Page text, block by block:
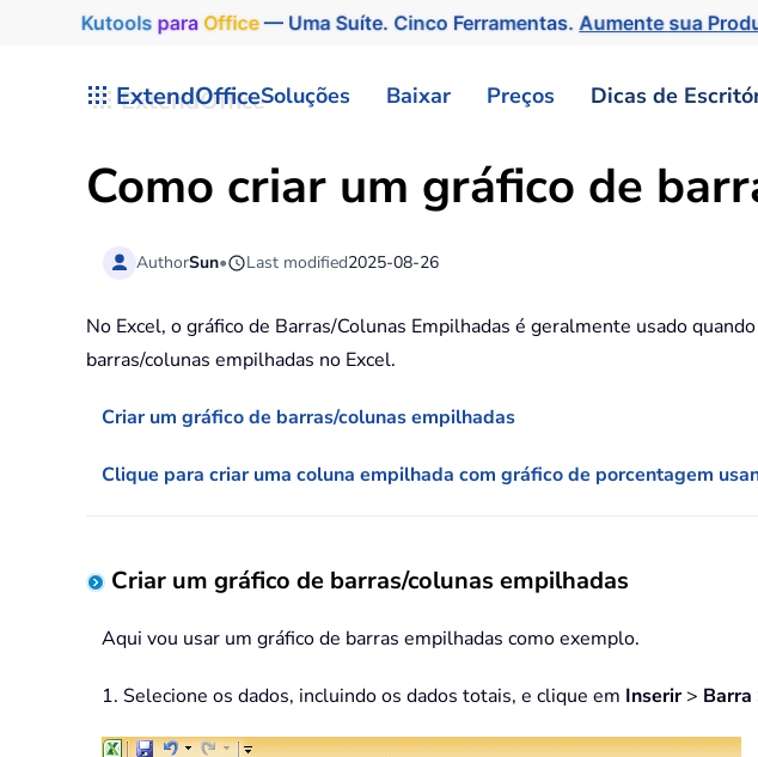
Kutools para Office— Uma Suíte. Cinco Ferramentas.Aumente sua
ExtendOfficeSoluções Baixar Preços Dicas de
Como criar um gráfico de
AuthorSun• Last modified2025-08-26
No Excel, o gráfico de Barras/Colunas Empilhadas é geralmente usado
barras/colunas empilhadas no Excel.
Criar um gráfico de barras/colunas empilhadas
Clique para criar uma coluna empilhada com gráfico de porcentagem
Criar um gráfico de barras/colunas empilhadas
Aqui vou usar um gráfico de barras empilhadas como exemplo.
1. Selecione os dados, incluindo os dados totais, e clique em Inserir> Barra